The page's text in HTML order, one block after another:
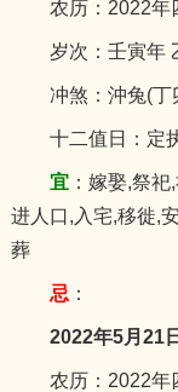
农历：2022年
岁次：壬寅年
冲煞：沖兔(丁
十二值日：定
宜：嫁娶,祭祀
进人口,入宅,移徙,
葬
忌 ：
2022年5月21
农历：2022年